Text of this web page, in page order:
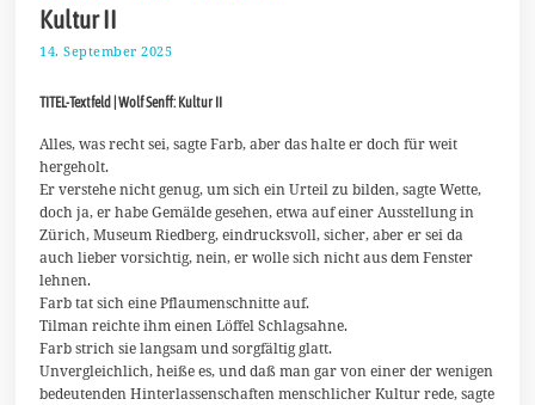
Kultur II
14. September 2025
S
p
m
b
e
r
2
2
5
TITEL-Textfeld | Wolf Senff: Kultur II
Alles, was recht sei, sagte Farb, aber das halte er doch für weit
hergeholt.
Er verstehe nicht genug, um sich ein Urteil zu bilden, sagte Wette,
doch ja, er habe Gemälde gesehen, etwa auf einer Ausstellung in
Zürich, Museum Riedberg, eindrucksvoll, sicher, aber er sei da
auch lieber vorsichtig, nein, er wolle sich nicht aus dem Fenster
lehnen.
Farb tat sich eine Pflaumenschnitte auf.
Tilman reichte ihm einen Löffel Schlagsahne.
Farb strich sie langsam und sorgfältig glatt.
Unvergleichlich, heiße es, und daß man gar von einer der wenigen
bedeutenden Hinterlassenschaften menschlicher Kultur rede, sagte